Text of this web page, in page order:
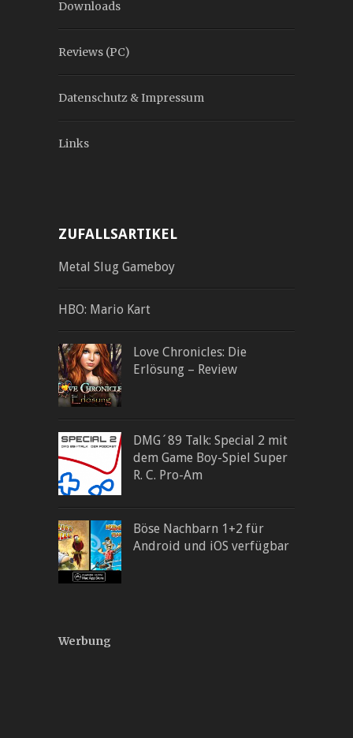
Downloads
Reviews (PC)
Datenschutz & Impressum
Links
ZUFALLSARTIKEL
Metal Slug Gameboy
HBO: Mario Kart
Love Chronicles: Die
Erlösung – Review
DMG´89 Talk: Special 2 mit
dem Game Boy-Spiel Super
R. C. Pro-Am
Böse Nachbarn 1+2 für
Android und iOS verfügbar
Werbung